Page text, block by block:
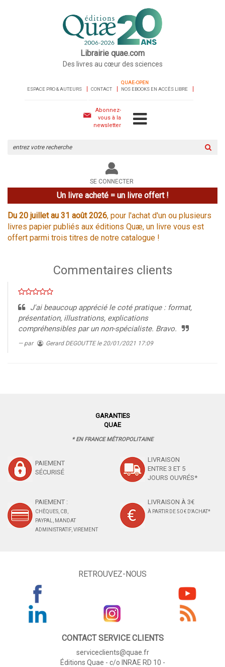
Librairie quae.com
Des livres au cœur des sciences
ESPACE PRO & AUTEURS CONTACT
QUAE-OPEN
NOS EBOOKS EN ACCÈS LIBRE
Abonnez-
vous à la
newsletter
le
site
SE CONNECTER
Un livre acheté = un livre offert !
Du 20 juillet au 31 août 2026, pour l'achat d'un ou plusieurs
livres papier publiés aux éditions Quæ, un livre vous est
offert parmi trois titres de notre catalogue !
Commentaires clients
J'ai beaucoup apprécié le coté pratique : format,
présentation, illustrations, explications
compréhensibles par un non-spécialiste. Bravo.
par Gerard DEGOUTTEle 20/01/2021 17:09
GARANTIES
QUAE
* EN FRANCE MÉTROPOLITAINE
PAIEMENT
SÉCURISÉ
LIVRAISON
ENTRE 3 ET 5
JOURS OUVRÉS*
PAIEMENT :
CHÈQUES, CB,
PAYPAL, MANDAT
ADMINISTRATIF, VIREMENT
LIVRAISON À 3€
À PARTIR DE 50 € D'ACHAT*
RETROUVEZ-NOUS
CONTACT SERVICE CLIENTS
serviceclients@quae.fr
Éditions Quae - c/o INRAE RD 10 -